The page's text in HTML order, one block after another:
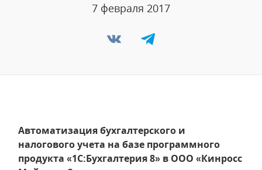
7 февраля 2017
Автоматизация бухгалтерского и
налогового учета на базе программного
продукта «1С:Бухгалтерия 8» в ООО «Кинросс